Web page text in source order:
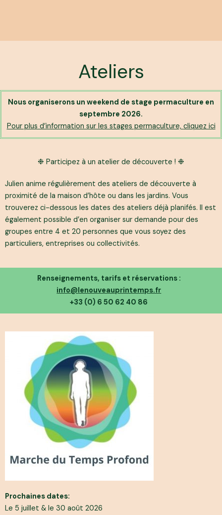
Ateliers
Nous organiserons un weekend de stage permaculture en
septembre 2026.
Pour plus d’information sur les stages permaculture, cliquez ici
❉ Participez à un atelier de découverte ! ❉
Julien anime régulièrement des ateliers de découverte à
proximité de la maison d’hôte ou dans les jardins. Vous
trouverez ci-dessous les dates des ateliers déjà planifés. Il est
également possible d’en organiser sur demande pour des
groupes entre 4 et 20 personnes que vous soyez des
particuliers, entreprises ou collectivités.
Renseignements, tarifs et réservations :
info@lenouveauprintemps.fr
+33 (0) 6 50 62 40 86
Prochaines dates:
Le 5 juillet & le 30 août 2026